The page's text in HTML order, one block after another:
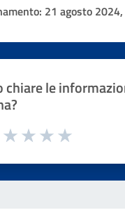
21 agosto
chiare le
la pagina